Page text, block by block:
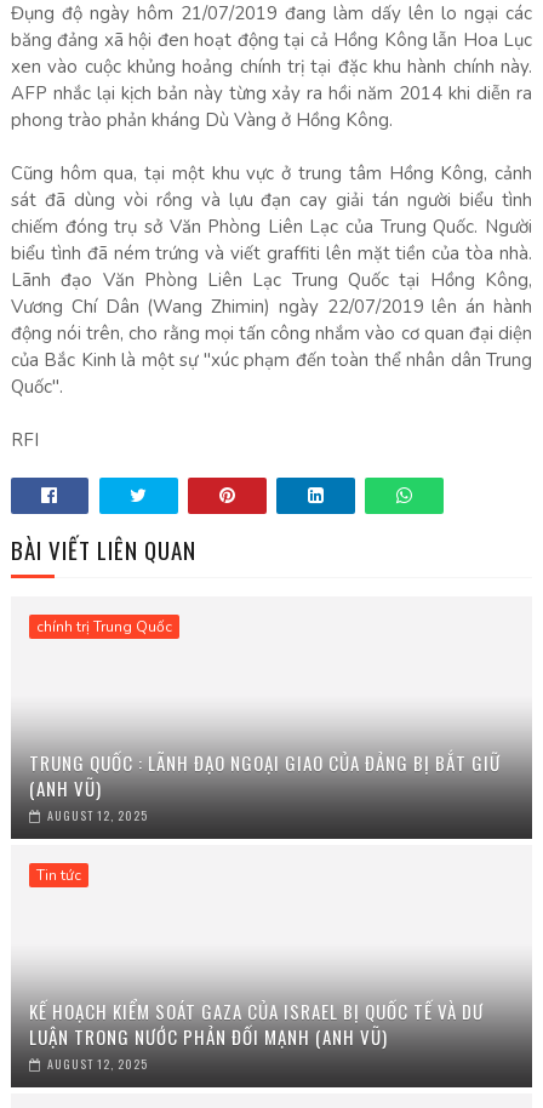
Đụng độ ngày hôm 21/07/2019 đang làm dấy lên lo ngại các
băng đảng xã hội đen hoạt động tại cả Hồng Kông lẫn Hoa Lục
xen vào cuộc khủng hoảng chính trị tại đặc khu hành chính này.
AFP nhắc lại kịch bản này từng xảy ra hồi năm 2014 khi diễn ra
phong trào phản kháng Dù Vàng ở Hồng Kông.
Cũng hôm qua, tại một khu vực ở trung tâm Hồng Kông, cảnh
sát đã dùng vòi rồng và lựu đạn cay giải tán người biểu tình
chiếm đóng trụ sở Văn Phòng Liên Lạc của Trung Quốc. Người
biểu tình đã ném trứng và viết graffiti lên mặt tiền của tòa nhà.
Lãnh đạo Văn Phòng Liên Lạc Trung Quốc tại Hồng Kông,
Vương Chí Dân (Wang Zhimin) ngày 22/07/2019 lên án hành
động nói trên, cho rằng mọi tấn công nhắm vào cơ quan đại diện
của Bắc Kinh là một sự "xúc phạm đến toàn thể nhân dân Trung
Quốc".
RFI
BÀI VIẾT LIÊN QUAN
chính trị Trung Quốc
TRUNG QUỐC : LÃNH ĐẠO NGOẠI GIAO CỦA ĐẢNG BỊ BẮT GIỮ
(ANH VŨ)
AUGUST 12, 2025
Tin tức
KẾ HOẠCH KIỂM SOÁT GAZA CỦA ISRAEL BỊ QUỐC TẾ VÀ DƯ
LUẬN TRONG NƯỚC PHẢN ĐỐI MẠNH (ANH VŨ)
AUGUST 12, 2025